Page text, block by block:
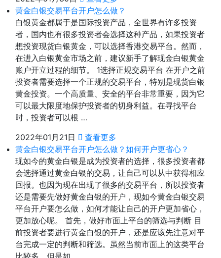
黄金白银交易平台开户怎么做？
白银黄金都属于是国际投资产品，全世界有许多投资
者，国内也有很多投资者会选择这种产品，如果投资者
想投资现货白银黄金，可以选择香港交易平台。然而，
在进入白银黄金市场之前，建议新手了解现金白银黄金
账户开立过程的细节。 1选择正规交易平台 在开户之前
投资者需要选择一个正规的交易平台，特别是现货白银
黄金投资。一个高质量、安全的平台非常重要，因为它
可以最大限度地保护投资者的切身利益。在寻找平台
时，投资者可以根 …
2022年01月21日
查看更多
黄金白银交易平台开户怎么做？如何开户更省心？
现如今的黄金白银是成为投资者的选择，很多投资者都
会选择通过黄金白银的交易，让自己可以从中获得相应
回报。也因为现在出现了很多的交易平台，所以投资者
还是需要先做好黄金白银的开户，现如今黄金白银交易
平台开户要怎么做，如何才能让自己的开户更加省心，
更加放心呢。 首先，做好市面上平台的筛选与判断 目
前投资者要进行黄金白银的开户，还是应该先注意对平
台完成一定的判断和筛选。虽然当前市面上的这类平台
比较多，但是如 …